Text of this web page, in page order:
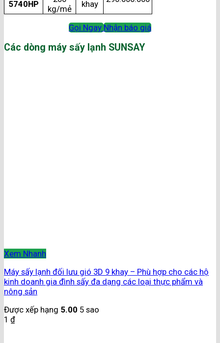
5740HP
kg/mẻ
khay
Gọi Ngay Nhận báo giá
Các dòng máy sấy lạnh SUNSAY
Xem Nhanh
Máy sấy lạnh đối lưu gió 3D 9 khay – Phù hợp cho các hộ
kinh doanh gia đình sấy đa dạng các loại thực phẩm và
nông sản
Được xếp hạng 5.00 5 sao
1 ₫